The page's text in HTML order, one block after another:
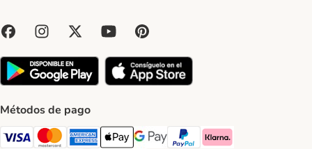
Métodos de pago
Visa Payment Method
Mastercard Payment Method
American Express Payment Method
Apple Pay Payment Method
Google Pay Payment Method
PayPal Payment Method
Klarna Payment Method